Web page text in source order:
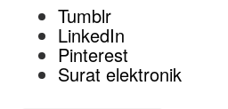
Tumblr
LinkedIn
Pinterest
Surat elektronik